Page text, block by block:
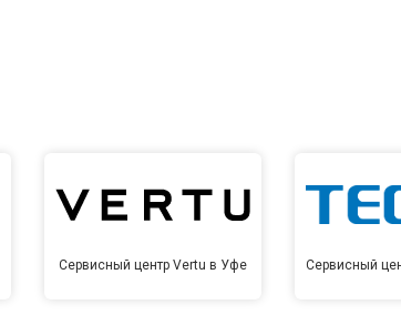
Сервисный центр Vertu в Уфе Сервисный